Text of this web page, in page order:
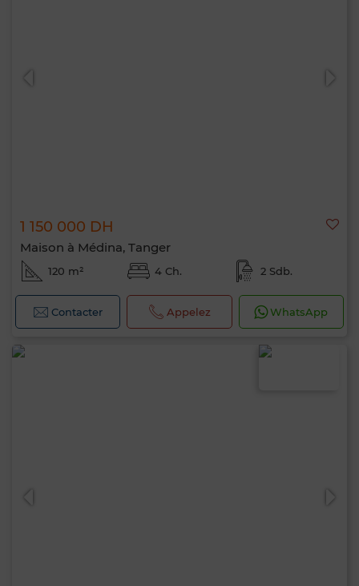
1 150 000 DH
Maison à Médina, Tanger
120 m² 4 Ch. 2 Sdb.
Contacter Appelez WhatsApp